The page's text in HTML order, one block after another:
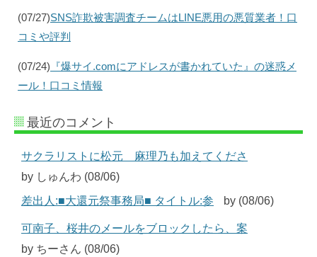
(07/27)SNS詐欺被害調査チームはLINE悪用の悪質業者！口
コミや評判
(07/24) 『爆サイ.comにアドレスが書かれていた』の迷惑メ
ール！口コミ情報
最近のコメント
サクラリストに松元 麻理乃も加えてくださ
by しゅんわ (08/06)
差出人:■大還元祭事務局■ タイトル:参
by (08/06)
可南子、桜井のメールをブロックしたら、案
by ちーさん (08/06)